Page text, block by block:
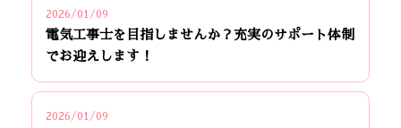
2026/01/09
電気工事士を目指しませんか？充実のサポート体制
でお迎えします！
2026/01/09